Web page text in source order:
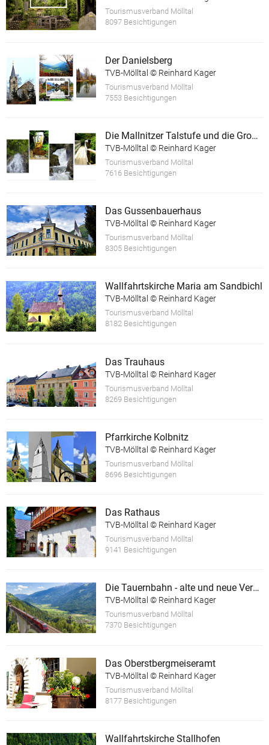
Tourismusverband Mölltal
8097 Besichtigungen
Der Danielsberg
TVB-Mölltal © Reinhard Kager
Tourismusverband Mölltal
7553 Besichtigungen
Die Mallnitzer Talstufe und die Groppensteinschlucht
TVB-Mölltal © Reinhard Kager
Tourismusverband Mölltal
7616 Besichtigungen
Das Gussenbauerhaus
TVB-Mölltal © Reinhard Kager
Tourismusverband Mölltal
8305 Besichtigungen
Wallfahrtskirche Maria am Sandbichl
TVB-Mölltal © Reinhard Kager
Tourismusverband Mölltal
8182 Besichtigungen
Das Trauhaus
TVB-Mölltal © Reinhard Kager
Tourismusverband Mölltal
8269 Besichtigungen
Pfarrkirche Kolbnitz
TVB-Mölltal © Reinhard Kager
Tourismusverband Mölltal
8696 Besichtigungen
Das Rathaus
TVB-Mölltal © Reinhard Kager
Tourismusverband Mölltal
9141 Besichtigungen
Die Tauernbahn - alte und neue Verkehrswege
TVB-Mölltal © Reinhard Kager
Tourismusverband Mölltal
7370 Besichtigungen
Das Oberstbergmeiseramt
TVB-Mölltal © Reinhard Kager
Tourismusverband Mölltal
8177 Besichtigungen
Wallfahrtskirche Stallhofen